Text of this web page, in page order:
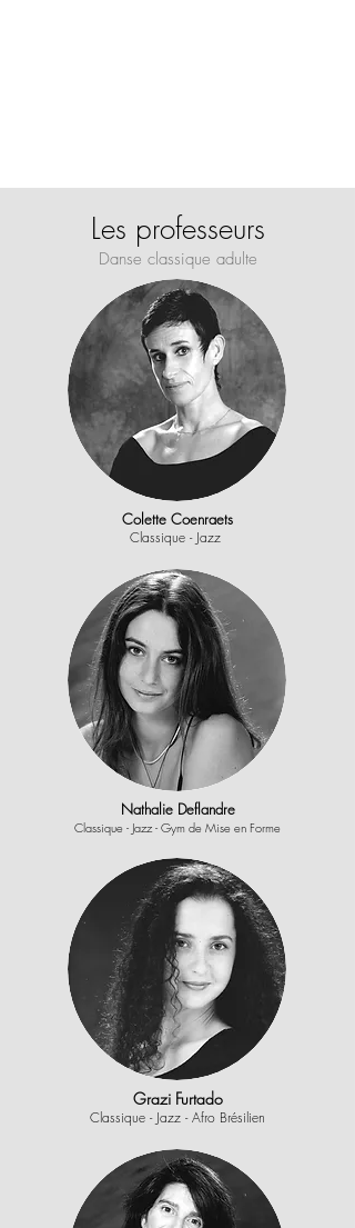
Les professeurs
Danse classique adulte
Colette Coenraets
Classique - Jazz
Nathalie Deflandre
Classique - Jazz - Gym de Mise en Forme
Grazi Furtado
Classique - Jazz - Afro Brésilien